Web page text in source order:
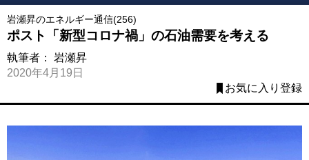
岩瀬昇のエネルギー通信(256)
ポスト「新型コロナ禍」の石油需要を考える
執筆者： 岩瀬昇
2020年4月19日
お気に入り登録